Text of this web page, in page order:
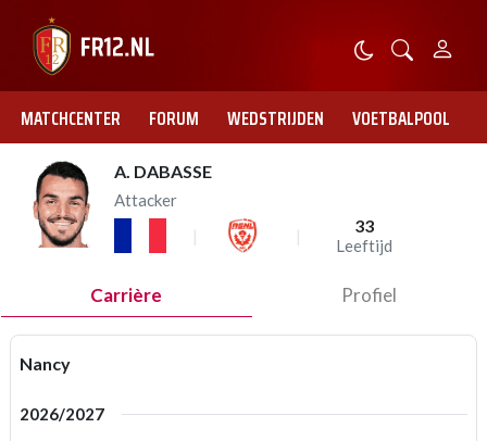
MATCHCENTER FORUM WEDSTRIJDEN VOETBALPOOL
A. DABASSE
Attacker
33
Leeftijd
Carrière Profiel
Nancy
2026/2027